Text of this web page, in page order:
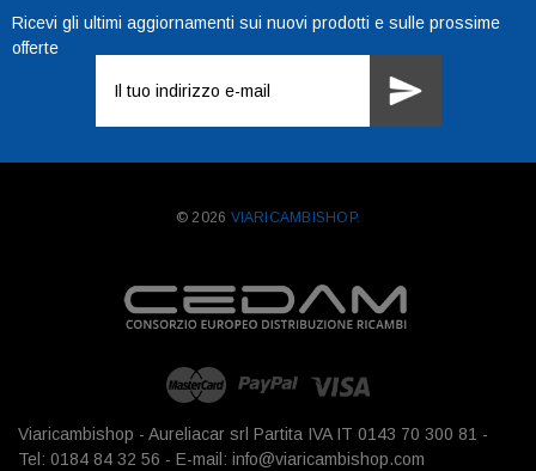
Ricevi gli ultimi aggiornamenti sui nuovi prodotti e sulle prossime
offerte
mail
© 2026 VIARICAMBISHOP.
Viaricambishop - Aureliacar srl Partita IVA IT 0143 70 300 81 -
Tel: 0184 84 32 56 - E-mail: info@viaricambishop.com